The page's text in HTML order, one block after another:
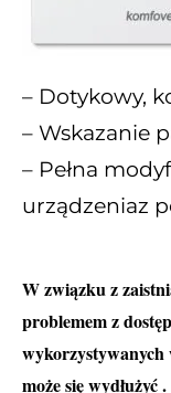
– Dotykowy,
– Wskazanie
– Pełna
urządzeniaz
W związku z
problemem z
wykorzystywanych
może się wydłużyć .